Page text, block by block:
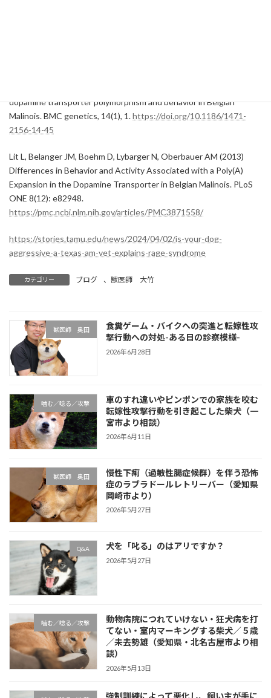
dopamine transporter polymorphism and behavior in Belgian
Malinois. BMC genetics, 14(1), 1.https://doi.org/10.1186/1471-
2156-14-45
Lit L, Belanger JM, Boehm D, Lybarger N, Oberbauer AM (2013)
Differences in Behavior and Activity Associated with a Poly(A)
Expansion in the Dopamine Transporter in Belgian Malinois. PLoS
ONE 8(12): e82948.
https://pmc.ncbi.nlm.nih.gov/articles/PMC3871558/
https://stories.tamu.edu/news/2024/04/02/is-your-dog-
aggressive-a-texas-am-vet-explains-rage-syndrome
カテゴリー ブログ 、 獣医師 大竹
獣医師 奥田
食糞ゲーム・バイクへの突進と転嫁性攻
撃行動への対処-ある日の診察模様-
2026年6月28日
噛む／唸る／攻撃
車のすれ違いやピンポンでの家族を咬む
転嫁性攻撃行動を引き起こした柴犬（一
宮市より相談）
2026年6月11日
獣医師 奥田
慢性下痢（過敏性腸症候群）を伴う恐怖
症のラブラドールレトリーバー（愛知県
岡崎市より）
2026年5月27日
Q&A 犬を「叱る」のはアリですか？
2026年5月27日
噛む／唸る／攻撃
動物病院につれていけない・狂犬病を打
てない・室内マーキングする柴犬／５歳
／未去勢雄（愛知県・北名古屋市より相
談）
2026年5月13日
強制訓練によって悪化し、飼い主が手に